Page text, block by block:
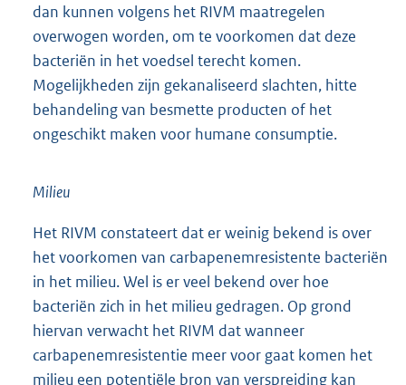
worden ook niet nodig geacht.
Indien introductie van carbapenemresistente
bacteriën in de voedselketen wordt geconstateerd,
dan kunnen volgens het RIVM maatregelen
overwogen worden, om te voorkomen dat deze
behandeling van besmette producten of het
ongeschikt maken voor humane consumptie.
Milieu
Het RIVM constateert dat er weinig bekend is over
het voorkomen van carbapenemresistente bacteriën
in het milieu. Wel is er veel bekend over hoe